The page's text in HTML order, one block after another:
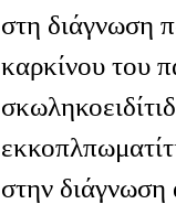
στη διάγνωση
καρκίνου του
στην